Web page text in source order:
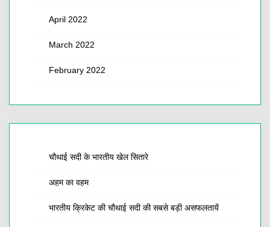
April 2022
March 2022
February 2022
चौथाई सदी के भारतीय खेल सितारे
अहम का वहम
भारतीय क्रिकेट की चौथाई सदी की सबसे बड़ी असफलतायें